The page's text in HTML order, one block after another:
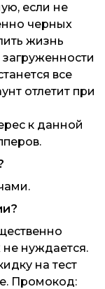
если не
черных
жизнь
все
отлетит при
к данной
нуждается.
на тест
Промокод: